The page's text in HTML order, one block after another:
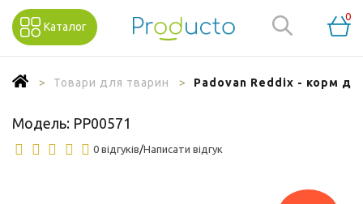
Каталог
0
Товари для тварин Padovan Reddix - корм
Модель: PP00571
0 відгуків/Написати відгук